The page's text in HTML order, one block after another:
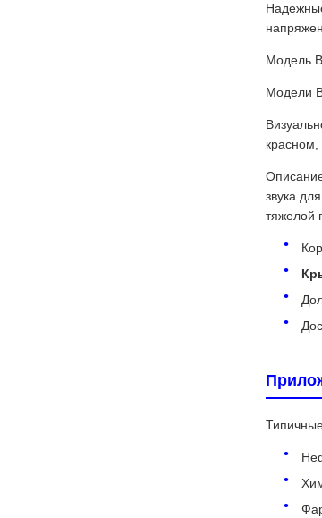
Модель
Модели
звука
тяжелой